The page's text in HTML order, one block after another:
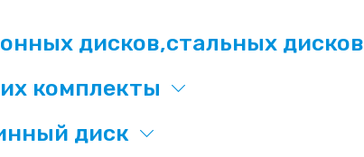
дисков,стальных дисков
комплекты
диск